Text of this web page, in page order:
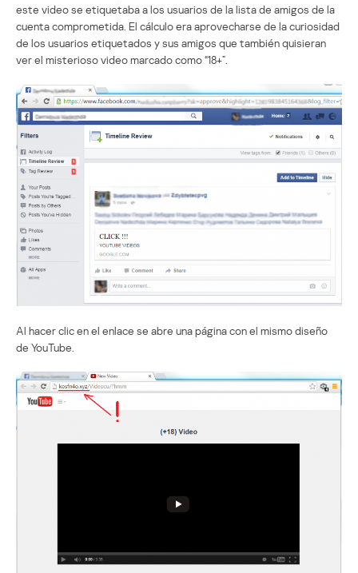
este video se etiquetaba a los usuarios de la lista de amigos de la
cuenta comprometida. El cálculo era aprovecharse de la curiosidad
de los usuarios etiquetados y sus amigos que también quisieran
ver el misterioso video marcado como “18+”.
Al hacer clic en el enlace se abre una página con el mismo diseño
de YouTube.